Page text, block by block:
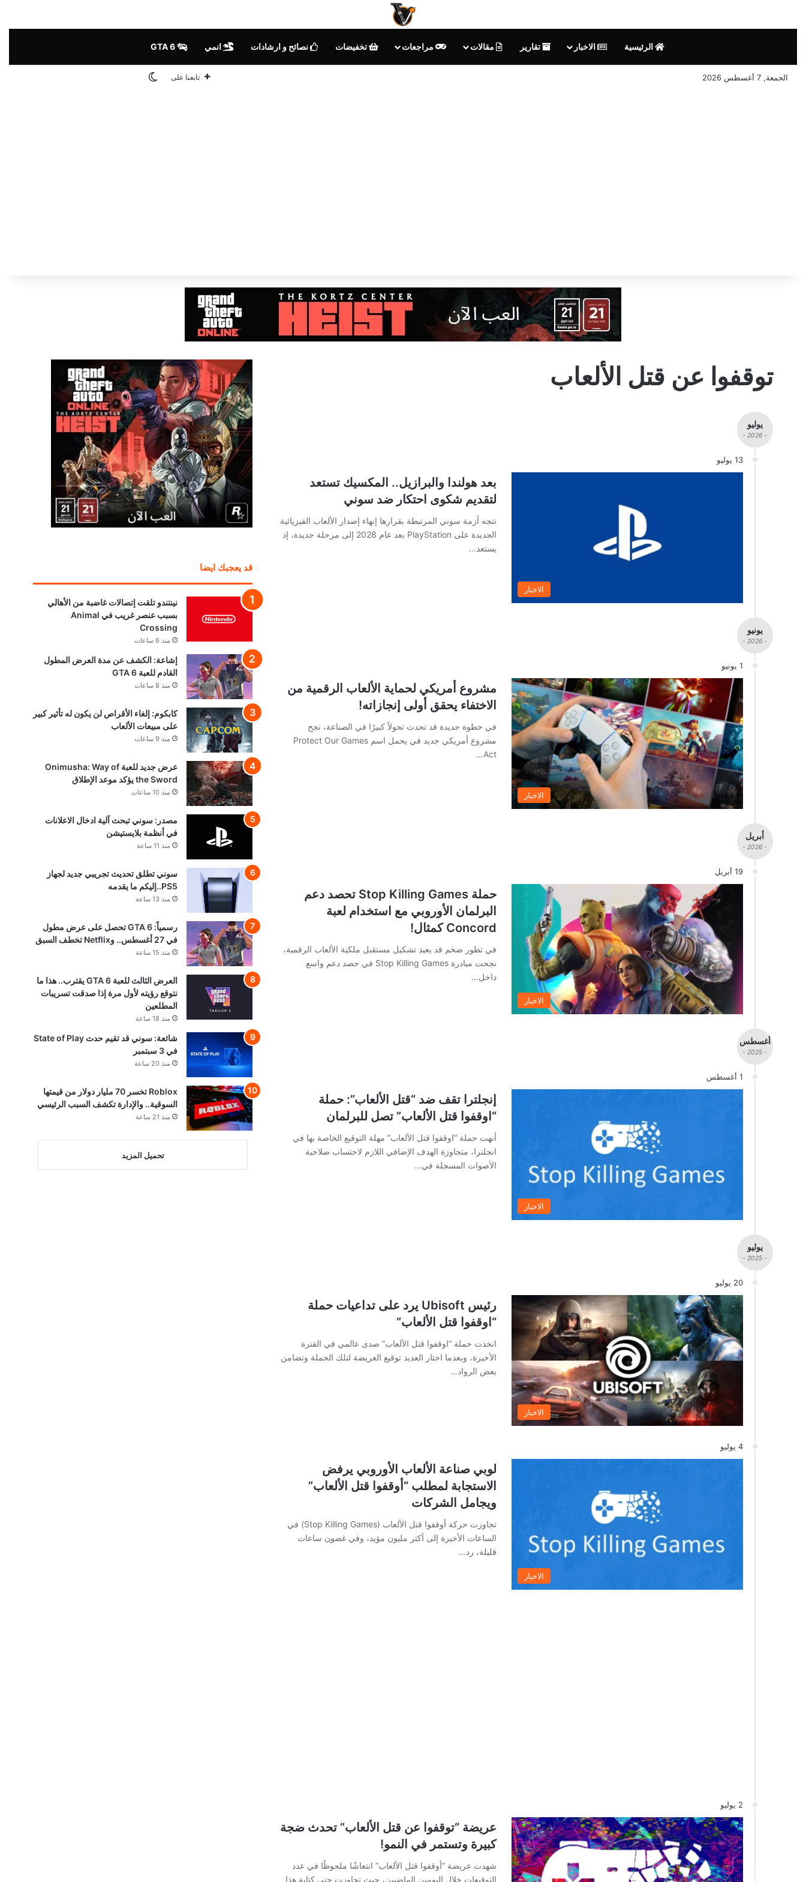
الرئيسية الاخبار تقارير مقالات مراجعات تخفيضات نصائح و ارشادات انمي
الجمعة, 7 أغسطس 2026 تابعنا على الوضع المظلم
توقفوا عن قتل الألعاب
يوليو
- 2026 -
13 يوليو
الاخبار
بعد هولندا والبرازيل.. المكسيك تستعد
لتقديم شكوى احتكار ضد سوني
تتجه أزمة سوني المرتبطة بقرارها إنهاء إصدار الألعاب الفيزيائية
الجديدة على PlayStation بعد عام 2028 إلى مرحلة جديدة، إذ
يستعد…
يونيو
- 2026 -
1 يونيو
الاخبار
مشروع أمريكي لحماية الألعاب الرقمية من
الاختفاء يحقق أولى إنجازاته!
في خطوة جديدة قد تحدث تحولاً كبيرًا في الصناعة، نجح
مشروع أمريكي جديد في يحمل اسم Protect Our Games
Act…
أبريل
- 2026 -
19 أبريل
الاخبار
حملة Stop Killing Games تحصد دعم
البرلمان الأوروبي مع استخدام لعبة
Concord كمثال!
في تطور ضخم قد يعيد تشكيل مستقبل ملكية الألعاب الرقمية،
نجحت مبادرة Stop Killing Games في حصد دعم واسع
داخل…
أغسطس
- 2025 -
1 أغسطس
الاخبار
إنجلترا تقف ضد “قتل الألعاب”: حملة
“اوقفوا قتل الألعاب” تصل للبرلمان
أنهت حملة “اوقفوا قتل الألعاب” مهلة التوقيع الخاصة بها في
انجلترا، متجاوزة الهدف الإضافي اللازم لاحتساب صلاحية
الأصوات المسجلة في…
يوليو
- 2025 -
20 يوليو
الاخبار
رئيس Ubisoft يرد على تداعيات حملة
“اوقفوا قتل الألعاب”
اتخذت حملة “اوقفوا قتل الألعاب” صدى عالمي في الفترة
الأخيرة، وبعدما اختار العديد توقيع العريضة لتلك الحملة وتضامن
بعض الرواد…
4 يوليو
الاخبار
لوبي صناعة الألعاب الأوروبي يرفض
الاستجابة لمطلب “أوقفوا قتل الألعاب”
ويجامل الشركات
تجاوزت حركة أوقفوا قتل الألعاب (Stop Killing Games) في
الساعات الأخيرة إلى أكثر مليون مؤيد، وفي غضون ساعات
قليلة، رد…
2 يوليو
عريضة “توقفوا عن قتل الألعاب” تحدث ضجة
كبيرة وتستمر في النمو!
شهدت عريضة “أوقفوا قتل الألعاب” انتعاشًا ملحوظًا في عدد
التوقيعات خلال اليومين الماضيين، حيث تجاوزت حتى كتابة هذا
قد يعجبك ايضا
نينتندو تلقت إتصالات غاضبة من الأهالي
بسبب عنصر غريب في Animal
Crossing
منذ 6 ساعات
إشاعة: الكشف عن مدة العرض المطول
القادم للعبة GTA 6
منذ 8 ساعات
كابكوم: إلغاء الأقراص لن يكون له تأثير كبير
على مبيعات الألعاب
منذ 9 ساعات
عرض جديد للعبة Onimusha: Way of
the Sword يؤكد موعد الإطلاق
منذ 10 ساعات
مصدر: سوني تبحث آلية ادخال الاعلانات
في أنظمة بلايستيشن
منذ 11 ساعة
سوني تطلق تحديث تجريبي جديد لجهاز
PS5..إليكم ما يقدمه
منذ 13 ساعة
رسمياً: GTA 6 تحصل على عرض مطول
في 27 أغسطس.. وNetflix تخطف السبق
منذ 15 ساعة
العرض الثالث للعبة GTA 6 يقترب.. هذا ما
نتوقع رؤيته لأول مرة إذا صدقت تسريبات
المطلعين
منذ 18 ساعة
شائعة: سوني قد تقيم حدث State of Play
في 3 سبتمبر
منذ 20 ساعة
Roblox تخسر 70 مليار دولار من قيمتها
السوقية.. والإدارة تكشف السبب الرئيسي
منذ 21 ساعة
تحميل المزيد